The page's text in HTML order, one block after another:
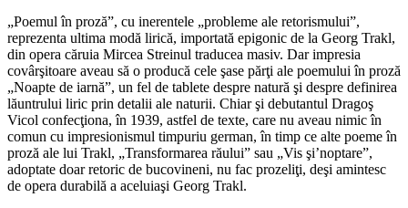
„Poemul în proză”, cu inerentele „probleme ale retorismului”,
reprezenta ultima modă lirică, importată epigonic de la Georg Trakl,
din opera căruia Mircea Streinul traducea masiv. Dar impresia
covârşitoare aveau să o producă cele şase părţi ale poemului în proză
„Noapte de iarnă”, un fel de tablete despre natură şi despre definirea
lăuntrului liric prin detalii ale naturii. Chiar şi debutantul Dragoş
Vicol confecţiona, în 1939, astfel de texte, care nu aveau nimic în
comun cu impresionismul timpuriu german, în timp ce alte poeme în
proză ale lui Trakl, „Transformarea răului” sau „Vis şi’noptare”,
adoptate doar retoric de bucovineni, nu fac prozeliţi, deşi amintesc
de opera durabilă a aceluiaşi Georg Trakl.